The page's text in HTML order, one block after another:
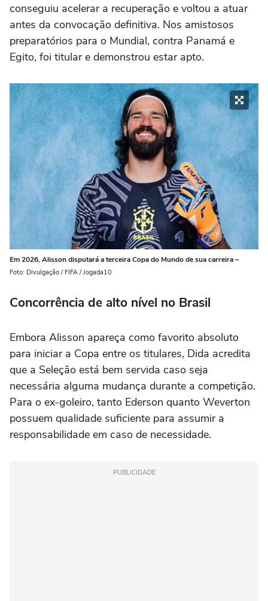
conseguiu acelerar a recuperação e voltou a atuar
antes da convocação definitiva. Nos amistosos
preparatórios para o Mundial, contra Panamá e
Egito, foi titular e demonstrou estar apto.
Em 2026, Alisson disputará a terceira Copa do Mundo de sua carreira –
Foto: Divulgação / FIFA / Jogada10
Concorrência de alto nível no Brasil
Embora Alisson apareça como favorito absoluto
para iniciar a Copa entre os titulares, Dida acredita
que a Seleção está bem servida caso seja
necessária alguma mudança durante a competição.
Para o ex-goleiro, tanto Ederson quanto Weverton
possuem qualidade suficiente para assumir a
responsabilidade em caso de necessidade.
PUBLICIDADE